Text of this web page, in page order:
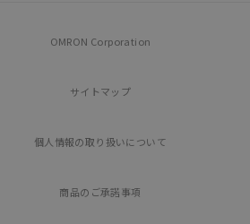
OMRON Corporation
サイトマップ
個人情報の取り扱いについて
商品のご承諾事項